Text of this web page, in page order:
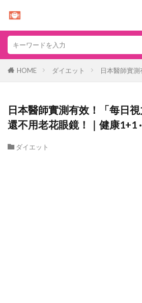
HOME ダイエット 日本醫師實
日本醫師實測有效！「每日
還不用老花眼鏡！｜健康1+1
ダイエット